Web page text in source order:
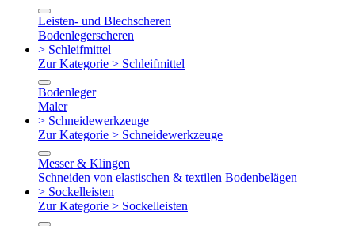
Leisten- und Blechscheren
Bodenlegerscheren
> Schleifmittel
Zur Kategorie > Schleifmittel
Bodenleger
Maler
> Schneidewerkzeuge
Zur Kategorie > Schneidewerkzeuge
Messer & Klingen
Schneiden von elastischen & textilen Bodenbelägen
> Sockelleisten
Zur Kategorie > Sockelleisten